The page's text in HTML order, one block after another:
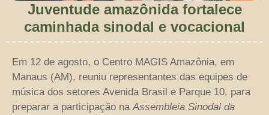
Juventude amazônida fortalece
caminhada sinodal e vocacional
Em 12 de agosto, o Centro MAGIS Amazônia, em
Manaus (AM), reuniu representantes das equipes de
música dos setores Avenida Brasil e Parque 10, para
preparar a participação naAssembleia Sinodal da